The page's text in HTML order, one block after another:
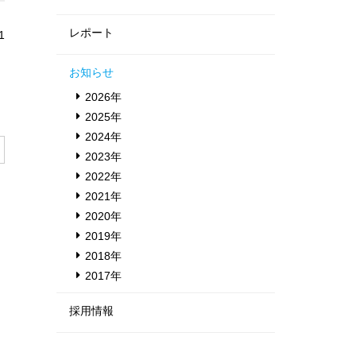
レポート
お知らせ
2026年
2025年
2024年
2023年
2022年
2021年
2020年
2019年
2018年
2017年
採用情報